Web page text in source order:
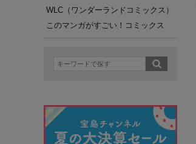
WLC（ワンダーランドコミックス）
このマンガがすごい！コミックス